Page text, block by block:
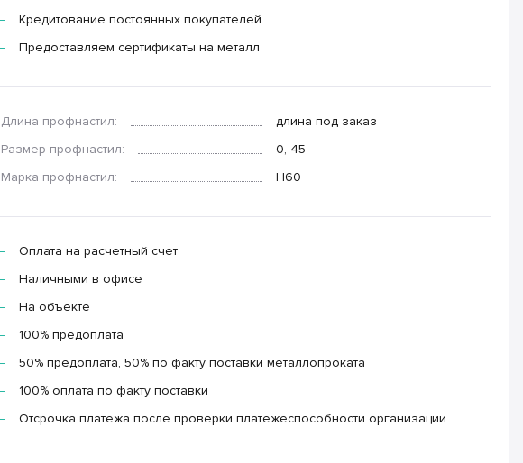
Кредитование постоянных покупателей
Предоставляем сертификаты на металл
Длина профнастил:
длина под заказ
Размер профнастил:
0, 45
Марка профнастил:
Н60
Оплата на расчетный счет
Наличными в офисе
На объекте
100% предоплата
50% предоплата, 50% по факту поставки металлопроката
100% оплата по факту поставки
Отсрочка платежа после проверки платежеспособности организации